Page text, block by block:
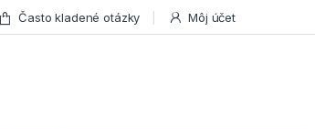
Často kladené otázky Môj účet